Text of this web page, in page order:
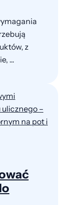
z
...